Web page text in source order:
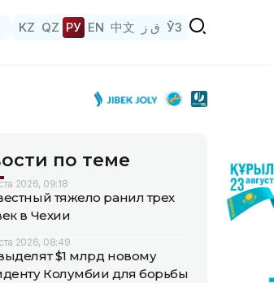
KZ QZ РУ EN 中文 ق ز ЎЗ
по теме
2026, 09:18
тяжело ранил трех
в Чехии
2026, 08:49
$1 млрд новому
Колумбии для борьбы